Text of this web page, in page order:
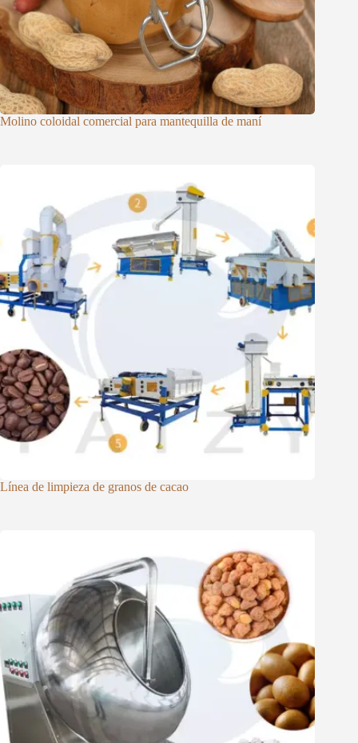
Molino coloidal comercial para mantequilla de maní
Línea de limpieza de granos de cacao